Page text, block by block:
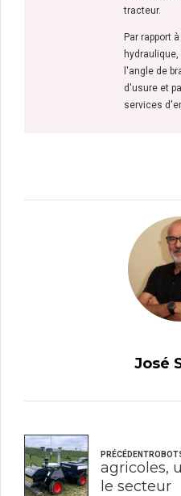
tracteur.
Par rapport
l'angle de
d'usure et
services
José
agricoles,
le secteur